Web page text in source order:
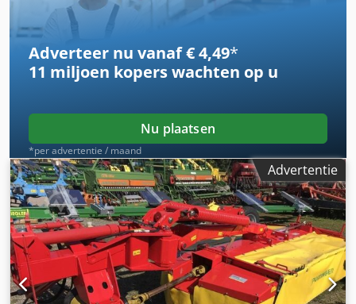
Adverteer nu vanaf € 4,49*
11 miljoen koperswachten op u
Nu plaatsen
*per advertentie / maand
Advertentie